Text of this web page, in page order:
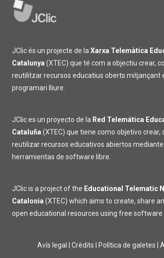
JClic és un projecte de la Xarxa Telemàtica
Catalunya (XTEC) que té com a objectiu crear,
reutilitzar recursos educatius oberts mitjançant
programari lliure.
JClic es un proyecto de la Red Telemática
Cataluña (XTEC) que tiene como objetivo crear,
reutilizar recursos educativos abiertos mediante
herramientas de software libre.
JClic is a project of the Educational Telematic
Catalonia (XTEC) which aims to create, share
open educational resources using free software
Avís legal Crèdits Política de galetes